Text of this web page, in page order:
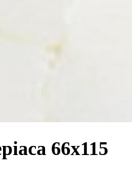
66x115